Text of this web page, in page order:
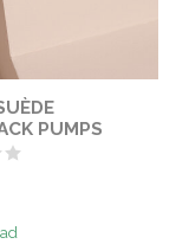
PUMPS